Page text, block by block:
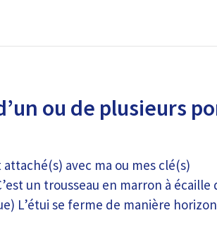
ou de plusieurs
avec ma ou mes clé(s)
un trousseau en marron à écaille
L’étui se ferme de manière